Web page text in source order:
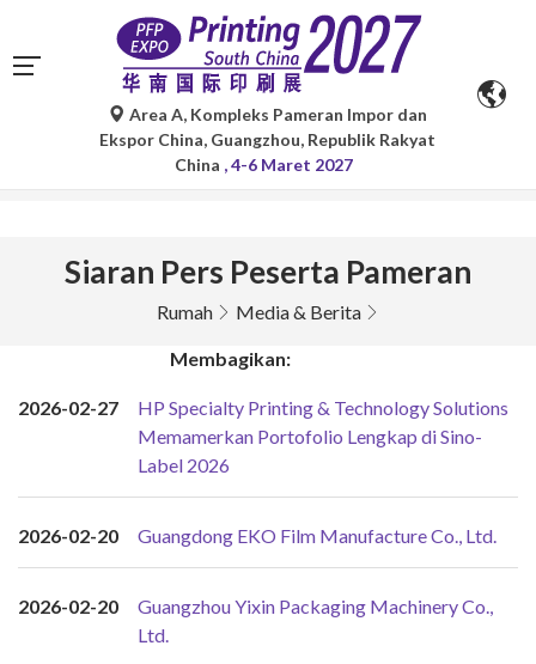
Terjemahan otomatis oleh Google Translate hanya untuk
referensi dan mungkin tidak akurat. Silakan merujuk ke
versi bahasa aslinya untuk pertanyaan apa pun.
Area A, Kompleks Pameran Impor dan
Ekspor China, Guangzhou, Republik Rakyat
China , 4-6 Maret 2027
Siaran Pers Peserta Pameran
Rumah Media & Berita
Membagikan:
2026-02-27
HP Specialty Printing & Technology Solutions
Memamerkan Portofolio Lengkap di Sino-
Label 2026
2026-02-20 Guangdong EKO Film Manufacture Co., Ltd.
2026-02-20
Guangzhou Yixin Packaging Machinery Co.,
Ltd.